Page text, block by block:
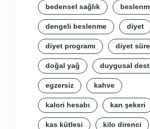
bedensel sağlık
dengeli beslenme diyet
diyet programı diyet
doğal yağ duygusal
egzersiz kahve
kalori hesabı kan şekeri
kas kütlesi kilo direnci